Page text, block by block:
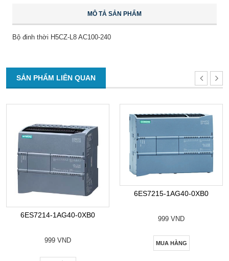
MÔ TẢ SẢN PHẨM
Bộ đinh thời H5CZ-L8 AC100-240
SẢN PHẨM LIÊN QUAN
6ES7214-1AG40-0XB0
999 VND
6ES7215-1AG40-0XB0
999 VND
MUA HÀNG